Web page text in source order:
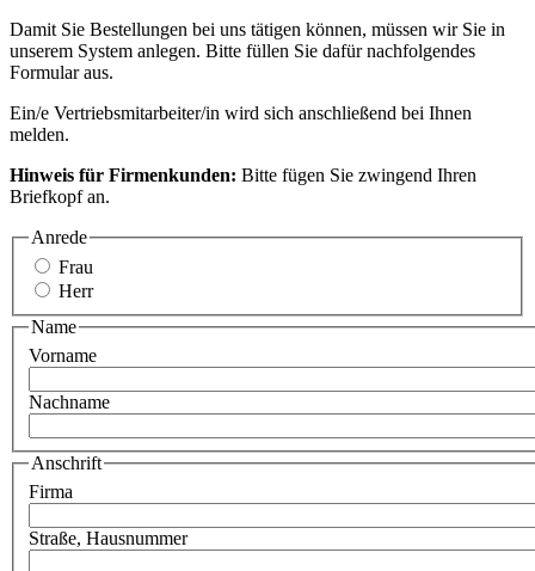
Damit Sie Bestellungen bei uns tätigen können, müssen wir Sie in
unserem System anlegen. Bitte füllen Sie dafür nachfolgendes
Formular aus.
Ein/e Vertriebsmitarbeiter/in wird sich anschließend bei Ihnen
melden.
Hinweis für Firmenkunden: Bitte fügen Sie zwingend Ihren
Briefkopf an.
Anrede
Frau
Herr
Name
Vorname
Nachname
Anschrift
Firma
Straße, Hausnummer